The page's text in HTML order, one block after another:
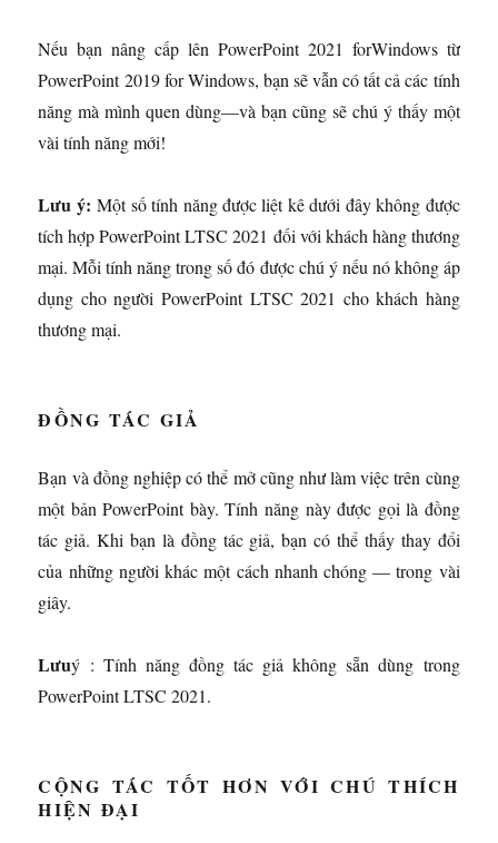
Nếu bạn nâng cấp lên PowerPoint 2021 forWindows từ
PowerPoint 2019 for Windows, bạn sẽ vẫn có tất cả các tính
năng mà mình quen dùng—và bạn cũng sẽ chú ý thấy một
vài tính năng mới!
Lưu ý:Một số tính năng được liệt kê dưới đây không được
tích hợp PowerPoint LTSC 2021 đối với khách hàng thương
mại. Mỗi tính năng trong số đó được chú ý nếu nó không áp
dụng cho người PowerPoint LTSC 2021 cho khách hàng
thương mại.
ĐỒNG TÁC GIẢ
Bạn và đồng nghiệp có thể mở cũng như làm việc trên cùng
một bản PowerPoint bày. Tính năng này được gọi là đồng
tác giả. Khi bạn là đồng tác giả, bạn có thể thấy thay đổi
của những người khác một cách nhanh chóng — trong vài
giây.
Lưuý : Tính năng đồng tác giả không sẵn dùng trong
PowerPoint LTSC 2021.
CỘNG TÁC TỐT HƠN VỚI CHÚ THÍCH
HIỆN ĐẠI